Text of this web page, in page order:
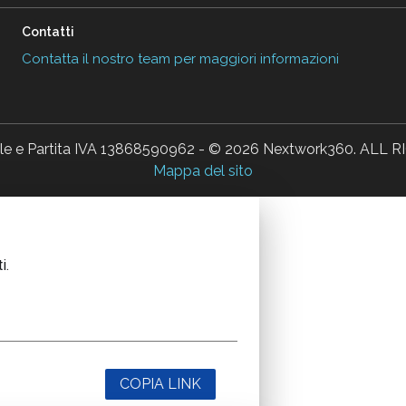
Contatti
Contatta il nostro team per maggiori informazioni
e Partita IVA 13868590962 - © 2026 Nextwork360. ALL
Mappa del sito
COPIA LINK